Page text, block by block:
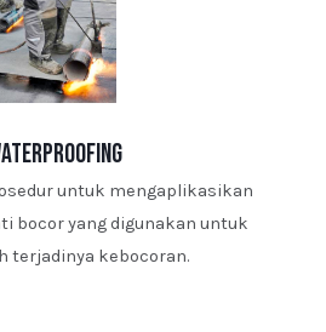
untuk mengaplikasikan
bocor yang digunakan untuk
terjadinya kebocoran.